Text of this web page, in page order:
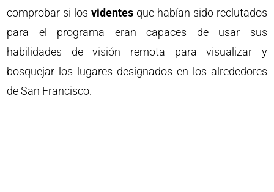
comprobar si losvidentes que habían sido reclutados
para el programa eran capaces de usar sus
habilidades de visión remota para visualizar y
bosquejar los lugares designados en los alrededores
de San Francisco.